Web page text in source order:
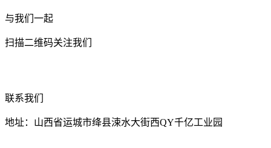
与我们一起
扫描二维码关注我们
联系我们
地址：山西省运城市绛县涑水大街西QY千亿工业园